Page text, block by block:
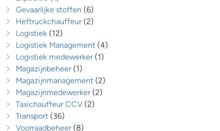
Gevaarlijke stoffen (6)
Heftruckchauffeur (2)
Logistiek (12)
Logistiek Management (4)
Logistiek medewerker (1)
Magazijnbeheer (1)
Magazijnmanagement (2)
Magazijnmedewerker (2)
Taxichauffeur CCV (2)
Transport (36)
Voorraadbeheer (8)